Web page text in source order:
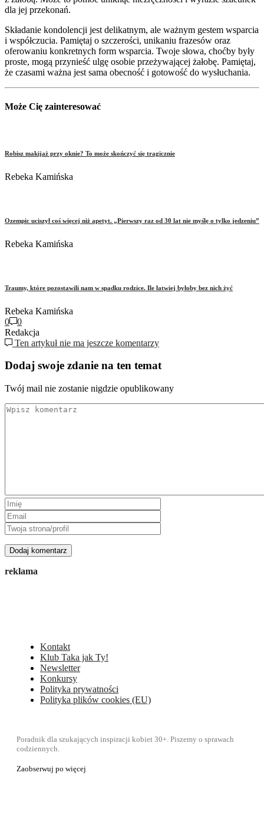
dla jej przekonań.
Składanie kondolencji jest delikatnym, ale ważnym gestem wsparcia
i współczucia. Pamiętaj o szczerości, unikaniu frazesów oraz
oferowaniu konkretnych form wsparcia. Twoje słowa, choćby były
proste, mogą przynieść ulgę osobie przeżywającej żałobę. Pamiętaj,
że czasami ważna jest sama obecność i gotowość do wysłuchania.
Może Cię zainteresować
Robisz makijaż przy oknie? To może skończyć się tragicznie
Rebeka Kamińska
Ozempic uciszył coś więcej niż apetyt. „Pierwszy raz od 30 lat nie myślę o tylko jedzeniu”
Rebeka Kamińska
Traumy, które pozostawili nam w spadku rodzice. Ile łatwiej byłoby bez nich żyć
Rebeka Kamińska
0
0
Redakcja
Ten artykuł nie ma jeszcze komentarzy
Dodaj swoje zdanie na ten temat
Twój mail nie zostanie nigdzie opublikowany
reklama
Kontakt
Klub Taka jak Ty!
Newsletter
Konkursy
Polityka prywatności
Polityka plików cookies (EU)
Poradnik dla szukających inspiracji kobiet 30+. Piszemy o sprawach
codziennych.
Zaobserwuj po więcej